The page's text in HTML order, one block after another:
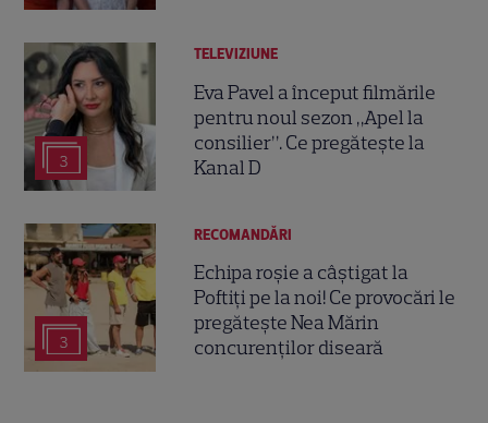
3
TELEVIZIUNE
Eva Pavel a început filmările
pentru noul sezon „Apel la
consilier”. Ce pregătește la
Kanal D
3
RECOMANDĂRI
Echipa roșie a câștigat la
Poftiți pe la noi! Ce provocări le
pregătește Nea Mărin
concurenților diseară